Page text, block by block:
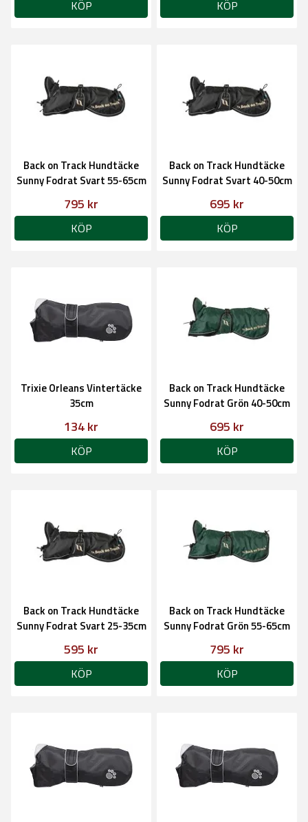
KÖP KÖP
Back on Track Hundtäcke
Sunny Fodrat Svart 55-65cm
795 kr
KÖP
Back on Track Hundtäcke
Sunny Fodrat Svart 40-50cm
695 kr
KÖP
Trixie Orleans Vintertäcke
35cm
134 kr
KÖP
Back on Track Hundtäcke
Sunny Fodrat Grön 40-50cm
695 kr
KÖP
Back on Track Hundtäcke
Sunny Fodrat Svart 25-35cm
595 kr
KÖP
Back on Track Hundtäcke
Sunny Fodrat Grön 55-65cm
795 kr
KÖP